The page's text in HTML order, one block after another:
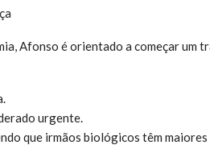
Afonso é orientado a começar
urgente.
que irmãos biológicos têm